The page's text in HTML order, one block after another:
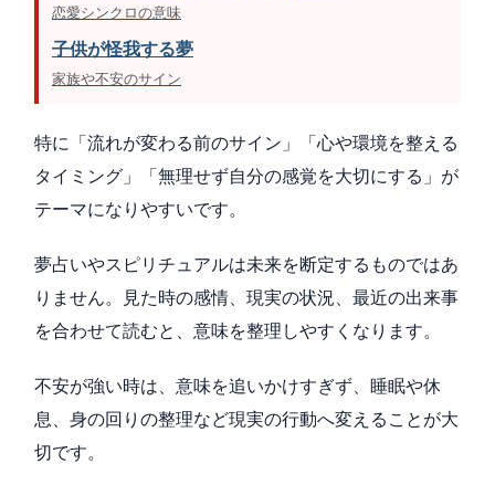
恋愛シンクロの意味
子供が怪我する夢
家族や不安のサイン
特に「流れが変わる前のサイン」「心や環境を整える
タイミング」「無理せず自分の感覚を大切にする」が
テーマになりやすいです。
夢占いやスピリチュアルは未来を断定するものではあ
りません。見た時の感情、現実の状況、最近の出来事
を合わせて読むと、意味を整理しやすくなります。
不安が強い時は、意味を追いかけすぎず、睡眠や休
息、身の回りの整理など現実の行動へ変えることが大
切です。